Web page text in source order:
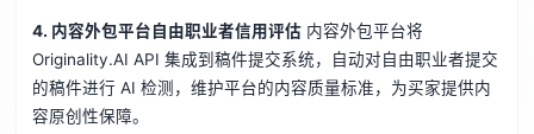
4. 内容外包平台自由职业者信用评估内容外包平台将
Originality.AI API 集成到稿件提交系统，自动对自由职业者提交
的稿件进行 AI 检测，维护平台的内容质量标准，为买家提供内
容原创性保障。